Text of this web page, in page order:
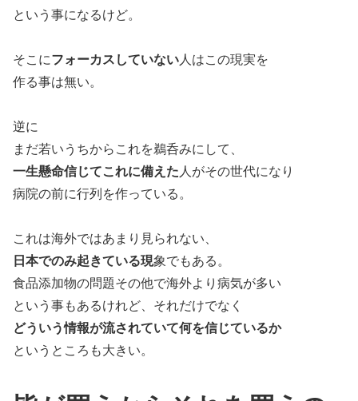
という事になるけど。
そこにフォーカスしていない 人はこの現実を
作る事は無い。
逆に
まだ若いうちからこれを鵜呑みにして、
一生懸命信じてこれに備えた 人がその世代になり
病院の前に行列を作っている。
これは海外ではあまり見られない、
日本でのみ起きている現象でもある。
食品添加物の問題その他で海外より病気が多い
という事もあるけれど、それだけでなく
どういう情報が流されていて何を信じているか
というところも大きい。